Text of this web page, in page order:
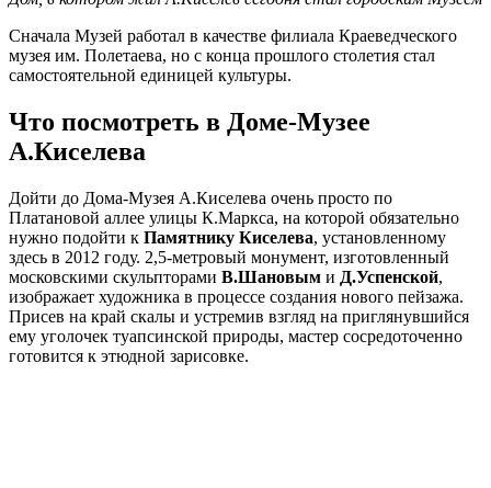
Сначала Музей работал в качестве филиала Краеведческого
музея им. Полетаева, но с конца прошлого столетия стал
самостоятельной единицей культуры.
Что посмотреть в Доме-Музее
А.Киселева
Дойти до Дома-Музея А.Киселева очень просто по
Платановой аллее улицы К.Маркса, на которой обязательно
нужно подойти к Памятнику Киселева, установленному
здесь в 2012 году. 2,5-метровый монумент, изготовленный
московскими скульпторами В.Шановым и Д.Успенской,
изображает художника в процессе создания нового пейзажа.
Присев на край скалы и устремив взгляд на приглянувшийся
ему уголочек туапсинской природы, мастер сосредоточенно
готовится к этюдной зарисовке.